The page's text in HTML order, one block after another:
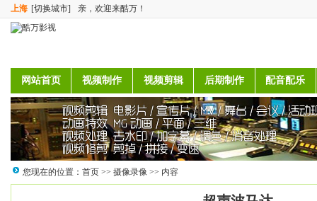
上海 [切换城市] 亲，欢迎来酷万！
网站首页 视频制作 视频剪辑 后期制作 配音配乐
您现在的位置： 首页 >> 摄像录像 >> 内容